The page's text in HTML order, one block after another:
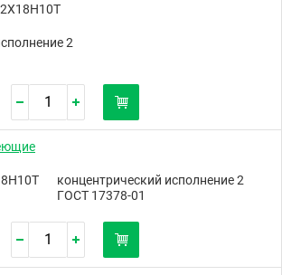
2
концентрический исполнение 2
ГОСТ 17378-01